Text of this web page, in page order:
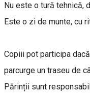
Nu este o tură tehnică,
Este o zi de munte, cu
Copiii pot participa
parcurge un traseu de
Părinții sunt